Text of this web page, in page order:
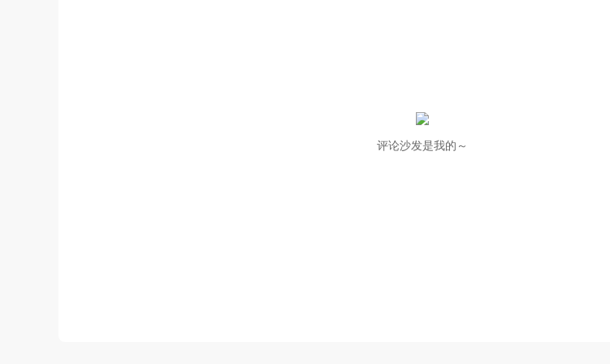
评论沙发是我的～